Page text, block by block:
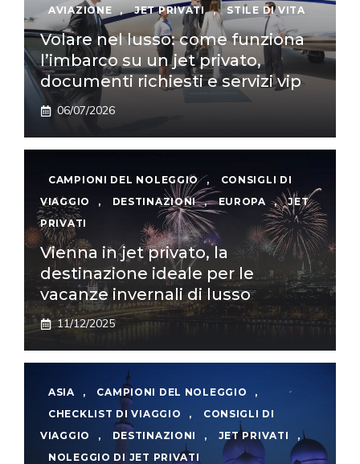
AVIAZIONE , JET PRIVATI , STILE DI VITA
Volare nel lusso: come funziona
l’imbarco su un jet privato,
documenti richiesti e servizi vip
06/07/2026
CAMPIONI DEL NOLEGGIO ,
CONSIGLI DI
VIAGGIO
, DESTINAZIONI , EUROPA ,
JET
PRIVATI
Vienna in jet privato, la
destinazione ideale per le
vacanze invernali di lusso
11/12/2025
ASIA , CAMPIONI DEL NOLEGGIO
,
CHECKLIST DI VIAGGIO
,
CONSIGLI DI
VIAGGIO
, DESTINAZIONI , JET PRIVATI
,
NOLEGGIO DI JET PRIVATI